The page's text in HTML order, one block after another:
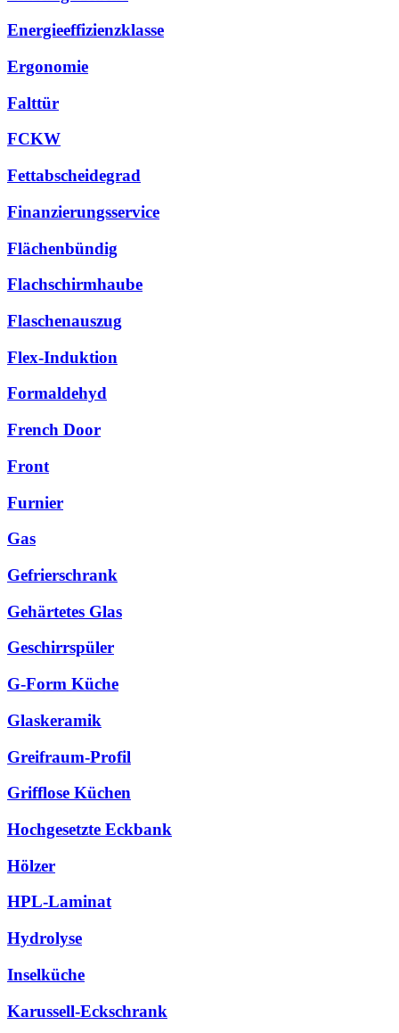
Energieeffizienzklasse
Ergonomie
Falttür
FCKW
Fettabscheidegrad
Finanzierungsservice
Flächenbündig
Flachschirmhaube
Flaschenauszug
Flex-Induktion
Formaldehyd
French Door
Front
Furnier
Gas
Gefrierschrank
Gehärtetes Glas
Geschirrspüler
G-Form Küche
Glaskeramik
Greifraum-Profil
Grifflose Küchen
Hochgesetzte Eckbank
Hölzer
HPL-Laminat
Hydrolyse
Inselküche
Karussell-Eckschrank